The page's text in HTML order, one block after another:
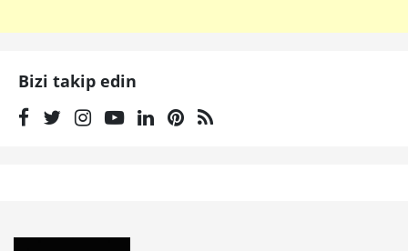
Bizi takip edin